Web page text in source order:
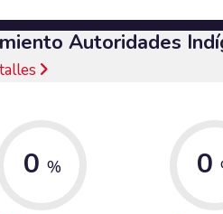
Autoridades
0 % 0